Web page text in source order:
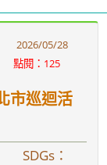
2026/05/28
點閱：125
市巡迴活
SDGs：